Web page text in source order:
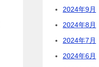
2024年9月
2024年8月
2024年7月
2024年6月